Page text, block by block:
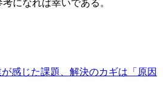
になれば幸いである。
感じた課題、解決のカギは「原因